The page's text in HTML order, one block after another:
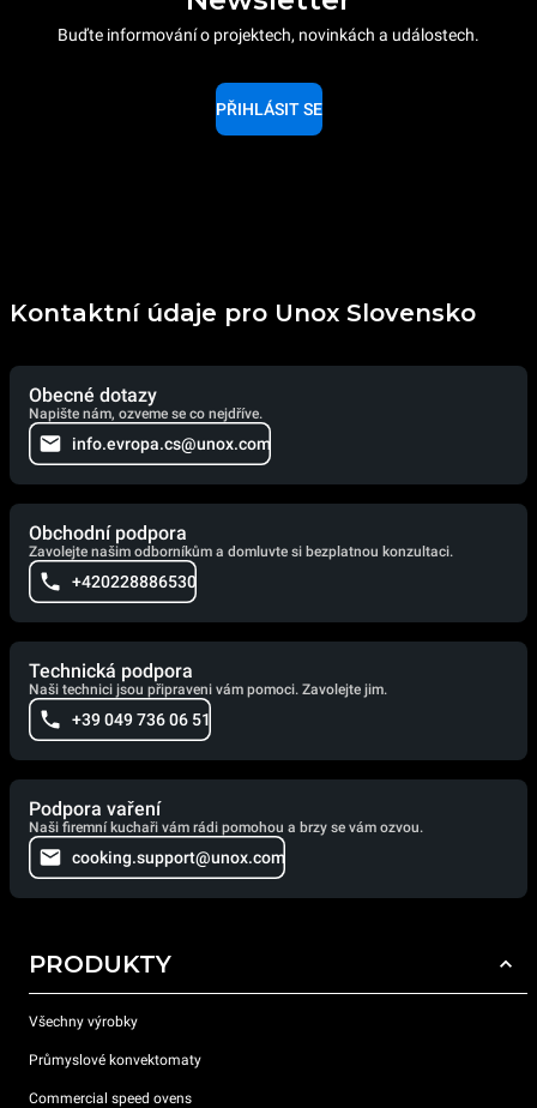
Buďte informování o projektech, novinkách a událostech.
PŘIHLÁSIT SE
Kontaktní údaje pro Unox Slovensko
Obecné dotazy
Napište nám, ozveme se co nejdříve.
info.evropa.cs@unox.com
Obchodní podpora
Zavolejte našim odborníkům a domluvte si bezplatnou konzultaci.
+420228886530
Technická podpora
Naši technici jsou připraveni vám pomoci. Zavolejte jim.
+39 049 736 06 51
Podpora vaření
Naši firemní kuchaři vám rádi pomohou a brzy se vám ozvou.
cooking.support@unox.com
PRODUKTY
Všechny výrobky
Průmyslové konvektomaty
Commercial speed ovens